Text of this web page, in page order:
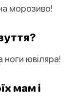
морозиво!
ноги ювіляра!
мам і